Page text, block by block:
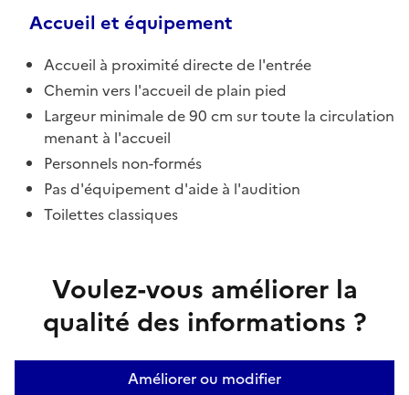
Accueil et équipement
Accueil à proximité directe de l'entrée
Chemin vers l'accueil de plain pied
Largeur minimale de 90 cm sur toute la circulation
menant à l'accueil
Personnels non-formés
Pas d'équipement d'aide à l'audition
Toilettes classiques
Voulez-vous améliorer la
qualité des informations ?
Améliorer ou modifier